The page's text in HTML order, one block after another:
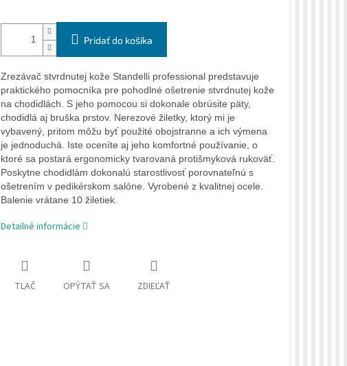
Pridať do košíka
Zrezávač stvrdnutej kože Standelli professional predstavuje
praktického pomocníka pre pohodlné ošetrenie stvrdnutej kože
na chodidlách. S jeho pomocou si dokonale obrúsite päty,
chodidlá aj bruška prstov. Nerezové žiletky, ktorý mi je
vybavený, pritom môžu byť použité obojstranne a ich výmena
je jednoduchá. Iste oceníte aj jeho komfortné používanie, o
ktoré sa postará ergonomicky tvarovaná protišmyková rukoväť.
Poskytne chodidlám dokonalú starostlivosť porovnateľnú s
ošetrením v pedikérskom salóne. Vyrobené z kvalitnej ocele.
Balenie vrátane 10 žiletiek.
Detailné informácie
TLAČ OPÝTAŤ SA ZDIEĽAŤ